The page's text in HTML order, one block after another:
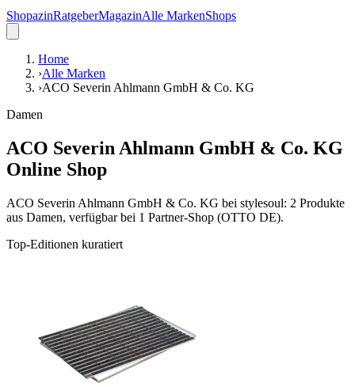
ShopazinRatgeberMagazinAlle MarkenShops
Home
›Alle Marken
›ACO Severin Ahlmann GmbH & Co. KG
Damen
ACO Severin Ahlmann GmbH & Co. KG
Online Shop
ACO Severin Ahlmann GmbH & Co. KG bei stylesoul: 2 Produkte
aus Damen, verfügbar bei 1 Partner-Shop (OTTO DE).
Top-Editionen kuratiert